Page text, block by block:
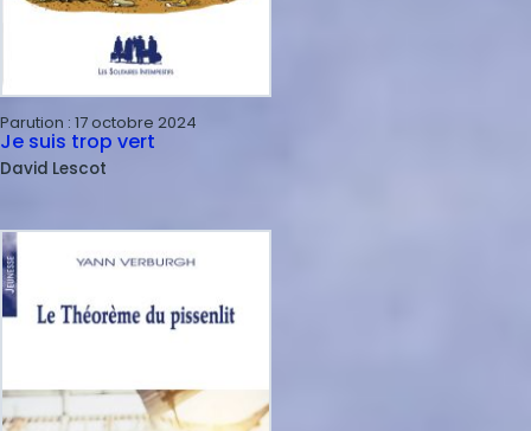
Parution : 17 octobre 2024
Je suis trop vert
David Lescot